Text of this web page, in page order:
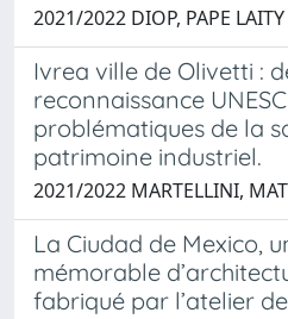
2021/2022 DIOP, PAPE LAITY
Ivrea ville de Olivetti :
reconnaissance
problématiques de la
patrimoine industriel.
2021/2022 MARTELLINI,
La Ciudad de Mexico,
mémorable
fabriqué par l’atelier